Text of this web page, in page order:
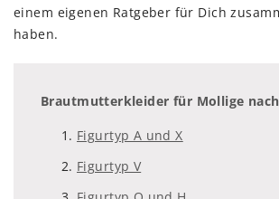
einem eigenen Ratgeber für Dich
haben.
Brautmutterkleider für Mollige
Figurtyp A und X
Figurtyp V